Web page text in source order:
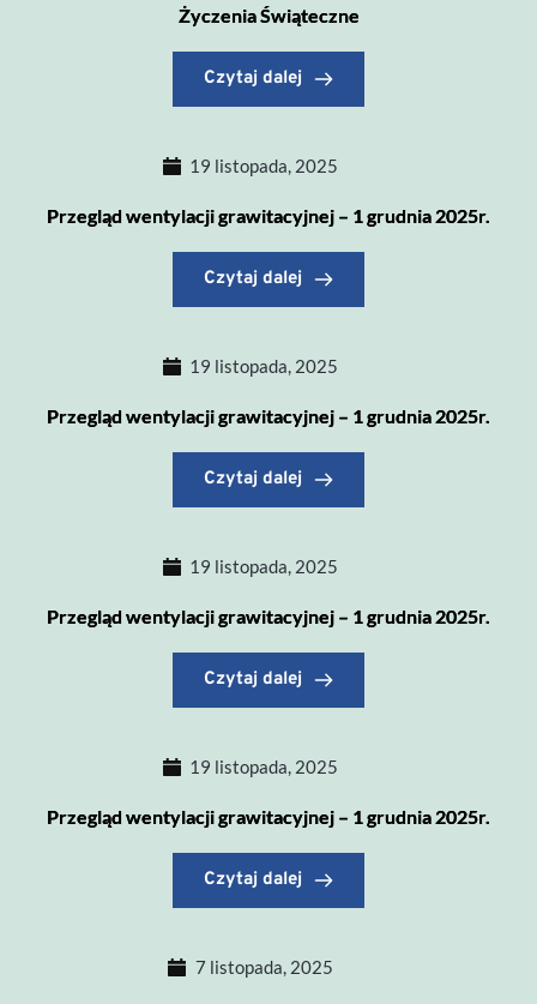
Życzenia Świąteczne
Czytaj dalej
19 listopada, 2025
Przegląd wentylacji grawitacyjnej – 1 grudnia 2025r.
Czytaj dalej
19 listopada, 2025
Przegląd wentylacji grawitacyjnej – 1 grudnia 2025r.
Czytaj dalej
19 listopada, 2025
Przegląd wentylacji grawitacyjnej – 1 grudnia 2025r.
Czytaj dalej
19 listopada, 2025
Przegląd wentylacji grawitacyjnej – 1 grudnia 2025r.
Czytaj dalej
7 listopada, 2025